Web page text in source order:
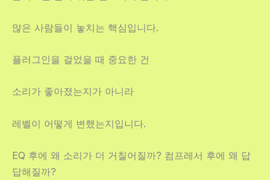
많은 사람들이 놓치는 핵심입니다.
플러그인을 걸었을 때 중요한 건
소리가 좋아졌는지가 아니라
레벨이 어떻게 변했는지입니다.
EQ 후에 왜 소리가 더 거칠어질까? 컴프레서 후에 왜 답
답해질까?